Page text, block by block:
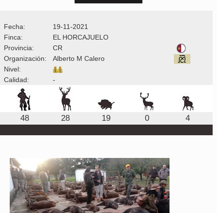
Fecha:
19-11-2021
Finca:
EL HORCAJUELO
Provincia:
CR
Organización:
Alberto M Calero
Nivel:
Calidad:
-
48 28 19 0 4